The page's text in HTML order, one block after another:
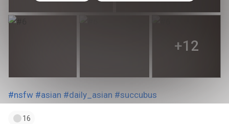
+12
#nsfw #asian #daily_asian #succubus
16